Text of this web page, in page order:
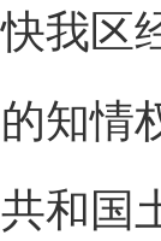
区经
知情
共和